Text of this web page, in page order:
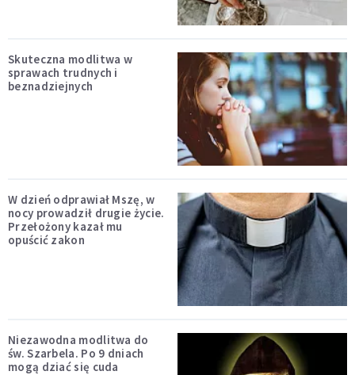
Skuteczna modlitwa w
sprawach trudnych i
beznadziejnych
W dzień odprawiał Mszę, w
nocy prowadził drugie życie.
Przełożony kazał mu
opuścić zakon
Niezawodna modlitwa do
św. Szarbela. Po 9 dniach
mogą dziać się cuda